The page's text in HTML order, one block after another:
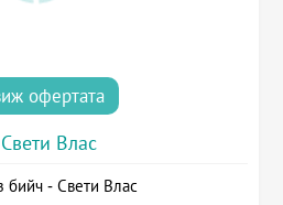
офертата
Свети Влас
бийч - Свети Влас